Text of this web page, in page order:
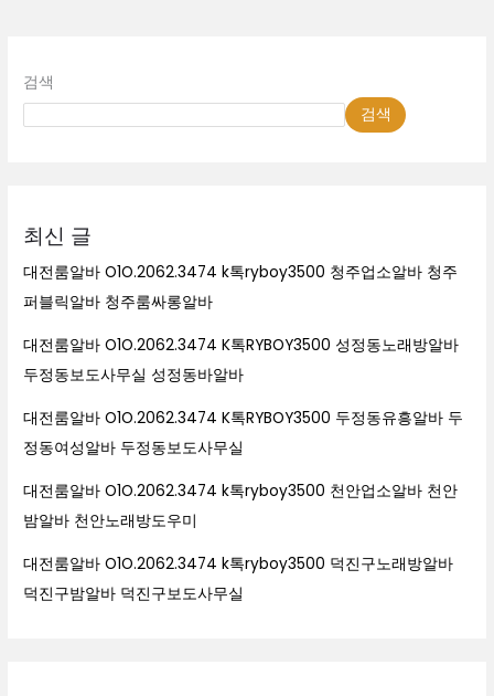
검색
검색
최신 글
대전룸알바 O1O.2062.3474 k톡ryboy3500 청주업소알바 청주
퍼블릭알바 청주룸싸롱알바
대전룸알바 O1O.2062.3474 K톡RYBOY3500 성정동노래방알바
두정동보도사무실 성정동바알바
대전룸알바 O1O.2062.3474 K톡RYBOY3500 두정동유흥알바 두
정동여성알바 두정동보도사무실
대전룸알바 O1O.2062.3474 k톡ryboy3500 천안업소알바 천안
밤알바 천안노래방도우미
대전룸알바 O1O.2062.3474 k톡ryboy3500 덕진구노래방알바
덕진구밤알바 덕진구보도사무실